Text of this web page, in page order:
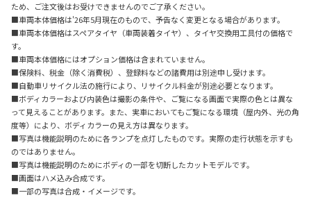
ため、ご注文後はお受けできませんのでご了承ください。
■車両本体価格は'26年5月現在のもので、予告なく変更となる場合があります。
■車両本体価格はスペアタイヤ（車両装着タイヤ）、タイヤ交換用工具付の価格で
す。
■車両本体価格にはオプション価格は含まれていません。
■保険料、税金（除く消費税）、登録料などの諸費用は別途申し受けます。
■自動車リサイクル法の施行により、リサイクル料金が別途必要となります。
■ボディカラーおよび内装色は撮影の条件や、ご覧になる画面で実際の色とは異な
って見えることがあります。また、実車においてもご覧になる環境（屋内外、光の角
度等）により、ボディカラーの見え方は異なります。
■写真は機能説明のために各ランプを点灯したものです。実際の走行状態を示すも
のではありません。
■写真は機能説明のためにボディの一部を切断したカットモデルです。
■画面はハメ込み合成です。
■一部の写真は合成・イメージです。